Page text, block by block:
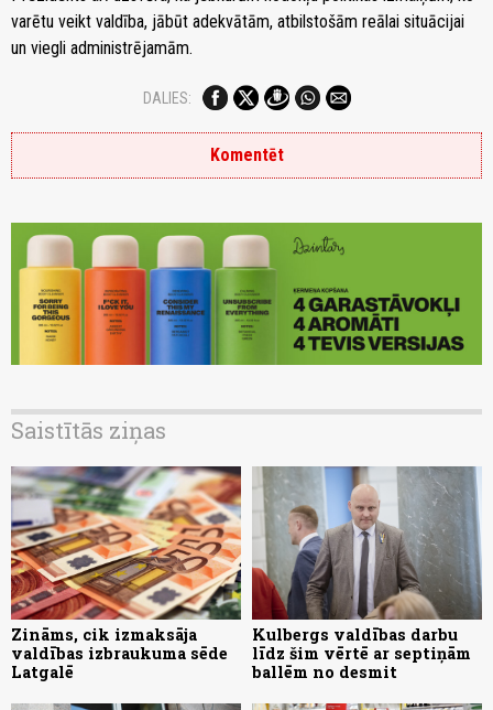
varētu veikt valdība, jābūt adekvātām, atbilstošām reālai situācijai
un viegli administrējamām.
DALIES:
Komentēt
Saistītās ziņas
Zināms, cik izmaksāja
valdības izbraukuma sēde
Latgalē
Kulbergs valdības darbu
līdz šim vērtē ar septiņām
ballēm no desmit